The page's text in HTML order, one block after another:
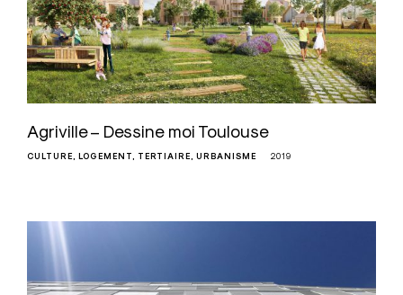
Agriville – Dessine moi Toulouse
CULTURE LOGEMENT TERTIAIRE URBANISME 2019